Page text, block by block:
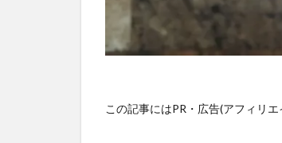
この記事にはPR・広告(アフィリ